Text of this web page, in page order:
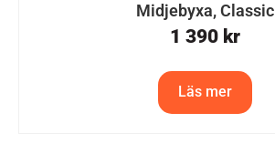
Midjebyxa, Classic
1 390 kr
Läs mer